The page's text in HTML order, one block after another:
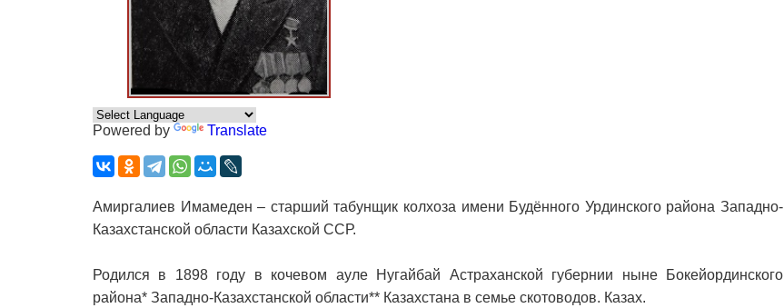
Powered by Translate
Амиргалиев Имамеден – старший табунщик колхоза имени Будённого Урдинского района Западно-
Казахстанской области Казахской ССР.
Родился в 1898 году в кочевом ауле Нугайбай Астраханской губернии ныне Бокейординского
района* Западно-Казахстанской области** Казахстана в семье скотоводов. Казах.